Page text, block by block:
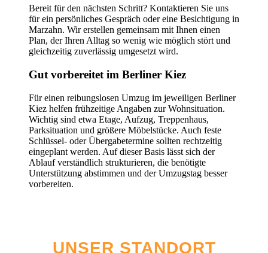
Bereit für den nächsten Schritt? Kontaktieren Sie uns
für ein persönliches Gespräch oder eine Besichtigung in
Marzahn. Wir erstellen gemeinsam mit Ihnen einen
Plan, der Ihren Alltag so wenig wie möglich stört und
gleichzeitig zuverlässig umgesetzt wird.
Gut vorbereitet im Berliner Kiez
Für einen reibungslosen Umzug im jeweiligen Berliner
Kiez helfen frühzeitige Angaben zur Wohnsituation.
Wichtig sind etwa Etage, Aufzug, Treppenhaus,
Parksituation und größere Möbelstücke. Auch feste
Schlüssel- oder Übergabetermine sollten rechtzeitig
eingeplant werden. Auf dieser Basis lässt sich der
Ablauf verständlich strukturieren, die benötigte
Unterstützung abstimmen und der Umzugstag besser
vorbereiten.
UNSER STANDORT